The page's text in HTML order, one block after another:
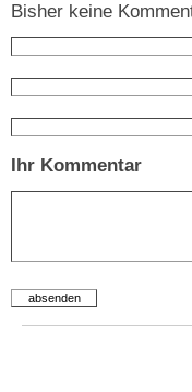
Bisher keine
Ihr Kommentar